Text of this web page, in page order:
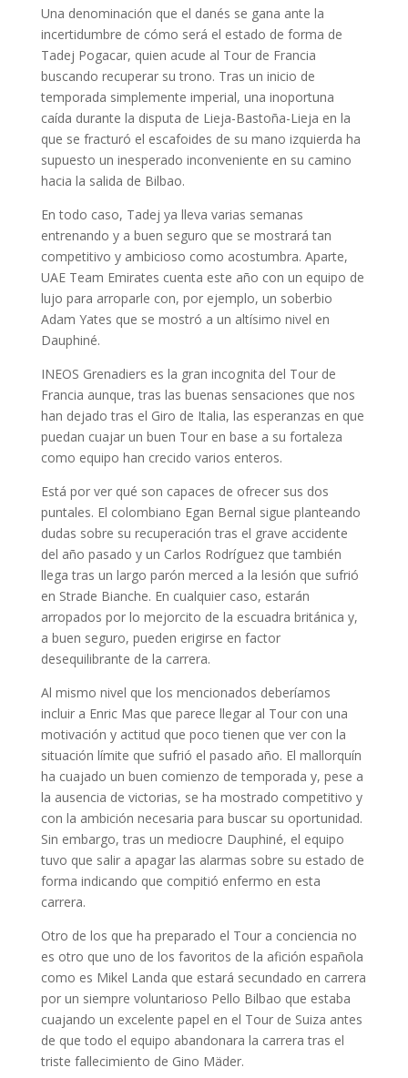
Una denominación que el danés se gana ante la
incertidumbre de cómo será el estado de forma de
Tadej Pogacar, quien acude al Tour de Francia
buscando recuperar su trono. Tras un inicio de
temporada simplemente imperial, una inoportuna
caída durante la disputa de Lieja-Bastoña-Lieja en la
que se fracturó el escafoides de su mano izquierda ha
supuesto un inesperado inconveniente en su camino
hacia la salida de Bilbao.
En todo caso, Tadej ya lleva varias semanas
entrenando y a buen seguro que se mostrará tan
competitivo y ambicioso como acostumbra. Aparte,
UAE Team Emirates cuenta este año con un equipo de
lujo para arroparle con, por ejemplo, un soberbio
Adam Yates que se mostró a un altísimo nivel en
Dauphiné.
INEOS Grenadiers es la gran incognita del Tour de
Francia aunque, tras las buenas sensaciones que nos
han dejado tras el Giro de Italia, las esperanzas en que
puedan cuajar un buen Tour en base a su fortaleza
como equipo han crecido varios enteros.
Está por ver qué son capaces de ofrecer sus dos
puntales. El colombiano Egan Bernal sigue planteando
dudas sobre su recuperación tras el grave accidente
del año pasado y un Carlos Rodríguez que también
llega tras un largo parón merced a la lesión que sufrió
en Strade Bianche. En cualquier caso, estarán
arropados por lo mejorcito de la escuadra británica y,
a buen seguro, pueden erigirse en factor
desequilibrante de la carrera.
Al mismo nivel que los mencionados deberíamos
incluir a Enric Mas que parece llegar al Tour con una
motivación y actitud que poco tienen que ver con la
situación límite que sufrió el pasado año. El mallorquín
ha cuajado un buen comienzo de temporada y, pese a
la ausencia de victorias, se ha mostrado competitivo y
con la ambición necesaria para buscar su oportunidad.
Sin embargo, tras un mediocre Dauphiné, el equipo
tuvo que salir a apagar las alarmas sobre su estado de
forma indicando que compitió enfermo en esta
carrera.
Otro de los que ha preparado el Tour a conciencia no
es otro que uno de los favoritos de la afición española
como es Mikel Landa que estará secundado en carrera
por un siempre voluntarioso Pello Bilbao que estaba
cuajando un excelente papel en el Tour de Suiza antes
de que todo el equipo abandonara la carrera tras el
triste fallecimiento de Gino Mäder.